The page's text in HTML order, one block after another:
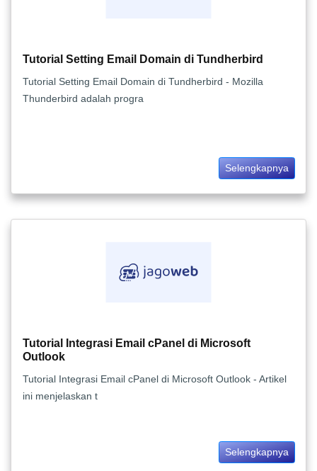
Tutorial Setting Email Domain di Tundherbird
Tutorial Setting Email Domain di Tundherbird - Mozilla
Thunderbird adalah progra
Selengkapnya
Tutorial Integrasi Email cPanel di Microsoft
Outlook
Tutorial Integrasi Email cPanel di Microsoft Outlook - Artikel
ini menjelaskan t
Selengkapnya